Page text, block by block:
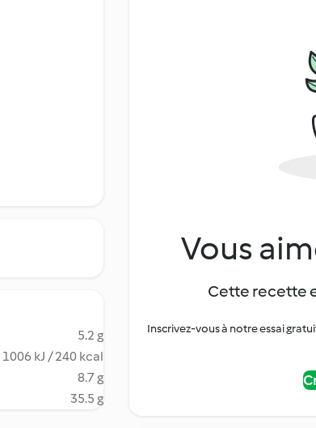
5.2 g
1006 kJ / 240 kcal
8.7 g
35.5 g
Vous
Cette recette
Inscrivez-vous à notre essai